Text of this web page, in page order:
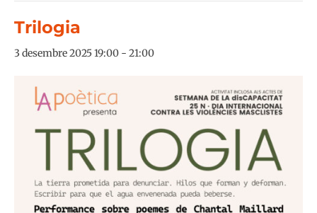
Trilogia
3 desembre 2025 19:00 - 21:00